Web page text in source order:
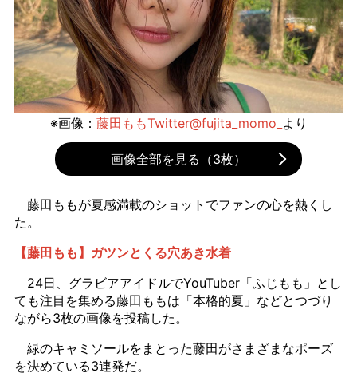
※画像： 藤田ももTwitter@fujita_momo_ より
画像全部を見る（3枚）
藤田ももが夏感満載のショットでファンの心を熱くし
た。
【藤田もも】ガツンとくる穴あき水着
24日、グラビアアイドルでYouTuber「ふじもも」とし
ても注目を集める藤田ももは「本格的夏」などとつづり
ながら3枚の画像を投稿した。
緑のキャミソールをまとった藤田がさまざまなポーズ
を決めている3連発だ。